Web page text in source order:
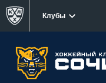
Клубы